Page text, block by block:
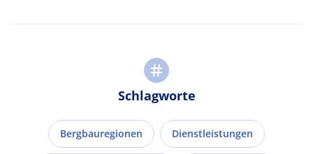
Schlagworte
Bergbauregionen Dienstleistungen